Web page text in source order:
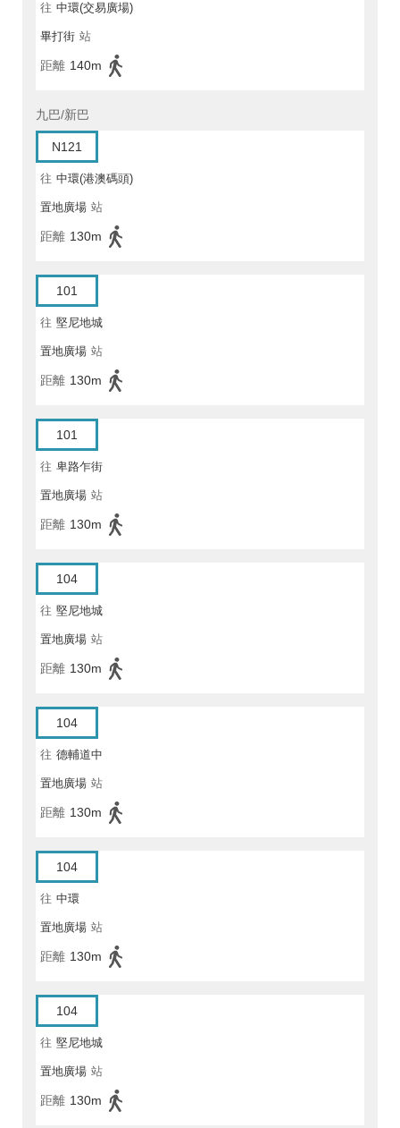
往 中環(交易廣場)
畢打街 站
距離 140m
九巴/新巴
N121
往 中環(港澳碼頭)
置地廣場 站
距離 130m
101
往 堅尼地城
置地廣場 站
距離 130m
101
往 卑路乍街
置地廣場 站
距離 130m
104
往 堅尼地城
置地廣場 站
距離 130m
104
往 德輔道中
置地廣場 站
距離 130m
104
往 中環
置地廣場 站
距離 130m
104
往 堅尼地城
置地廣場 站
距離 130m